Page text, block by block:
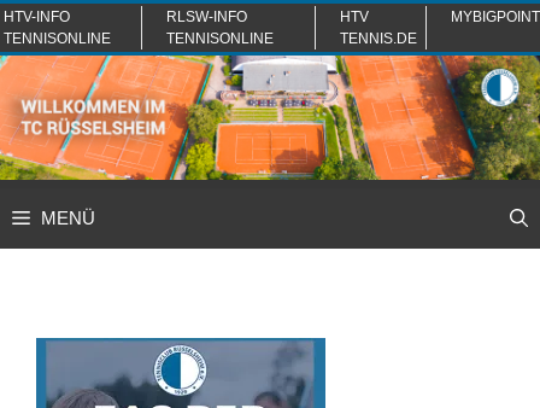
Zum
Inhalt
springen
HTV-INFO
TENNISONLINE
RLSW-INFO
TENNISONLINE
HTV
TENNIS.DE
MYBIGPOINT
MENÜ